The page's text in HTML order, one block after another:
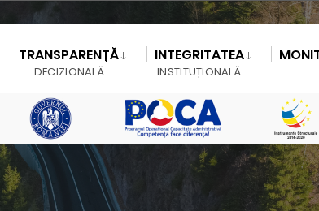
TRANSPARENȚĂ
DECIZIONALĂ
INTEGRITATEA
INSTITUȚIONALĂ